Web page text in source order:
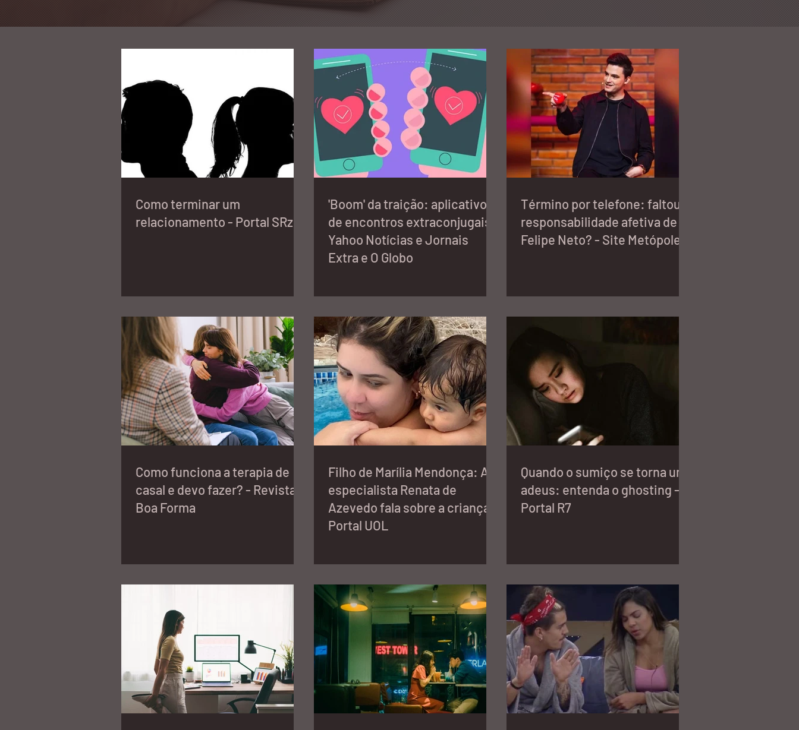
Como terminar um
relacionamento - Portal SRzd
'Boom' da traição: aplicativo
de encontros extraconjugais -
Yahoo Notícias e Jornais
Extra e O Globo
Término por telefone: faltou
responsabilidade afetiva de
Felipe Neto? - Site Metópoles
Como funciona a terapia de
casal e devo fazer? - Revista
Boa Forma
Filho de Marília Mendonça: A
especialista Renata de
Azevedo fala sobre a criança -
Portal UOL
Quando o sumiço se torna um
adeus: entenda o ghosting -
Portal R7